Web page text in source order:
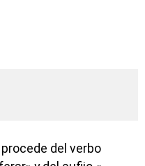
procede del verbo